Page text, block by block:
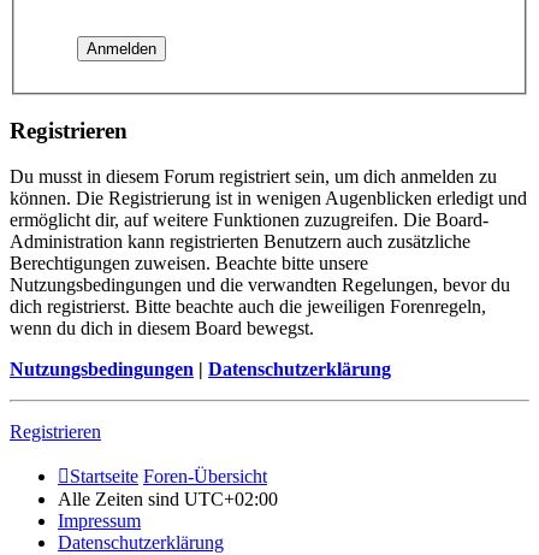
Registrieren
Du musst in diesem Forum registriert sein, um dich anmelden zu
können. Die Registrierung ist in wenigen Augenblicken erledigt und
ermöglicht dir, auf weitere Funktionen zuzugreifen. Die Board-
Administration kann registrierten Benutzern auch zusätzliche
Berechtigungen zuweisen. Beachte bitte unsere
Nutzungsbedingungen und die verwandten Regelungen, bevor du
dich registrierst. Bitte beachte auch die jeweiligen Forenregeln,
wenn du dich in diesem Board bewegst.
Nutzungsbedingungen | Datenschutzerklärung
Registrieren
Startseite Foren-Übersicht
Alle Zeiten sind UTC+02:00
Impressum
Datenschutzerklärung